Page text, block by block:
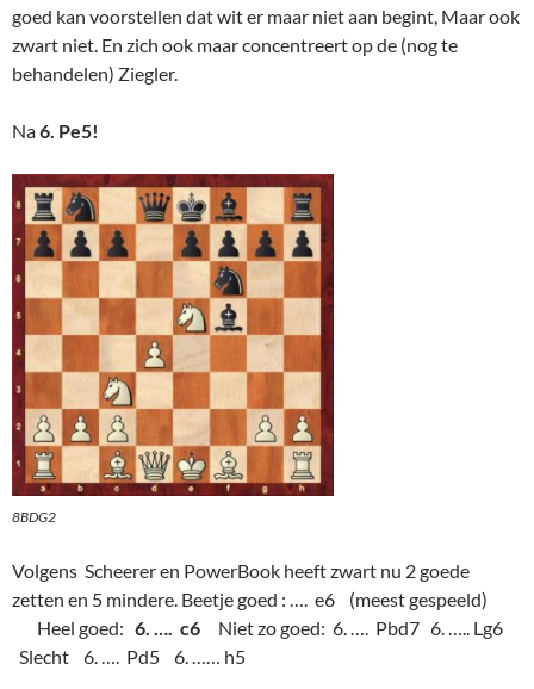
goed kan voorstellen dat wit er maar niet aan begint, Maar ook
zwart niet. En zich ook maar concentreert op de (nog te
behandelen) Ziegler.
Na6. Pe5!
8BDG2
Volgens Scheerer en PowerBook heeft zwart nu 2 goede
zetten en 5 mindere. Beetje goed : …. e6 (meest gespeeld)
Heel goed: 6. …. c6 Niet zo goed: 6. …. Pbd7 6. ….. Lg6
Slecht 6. …. Pd5 6. …… h5